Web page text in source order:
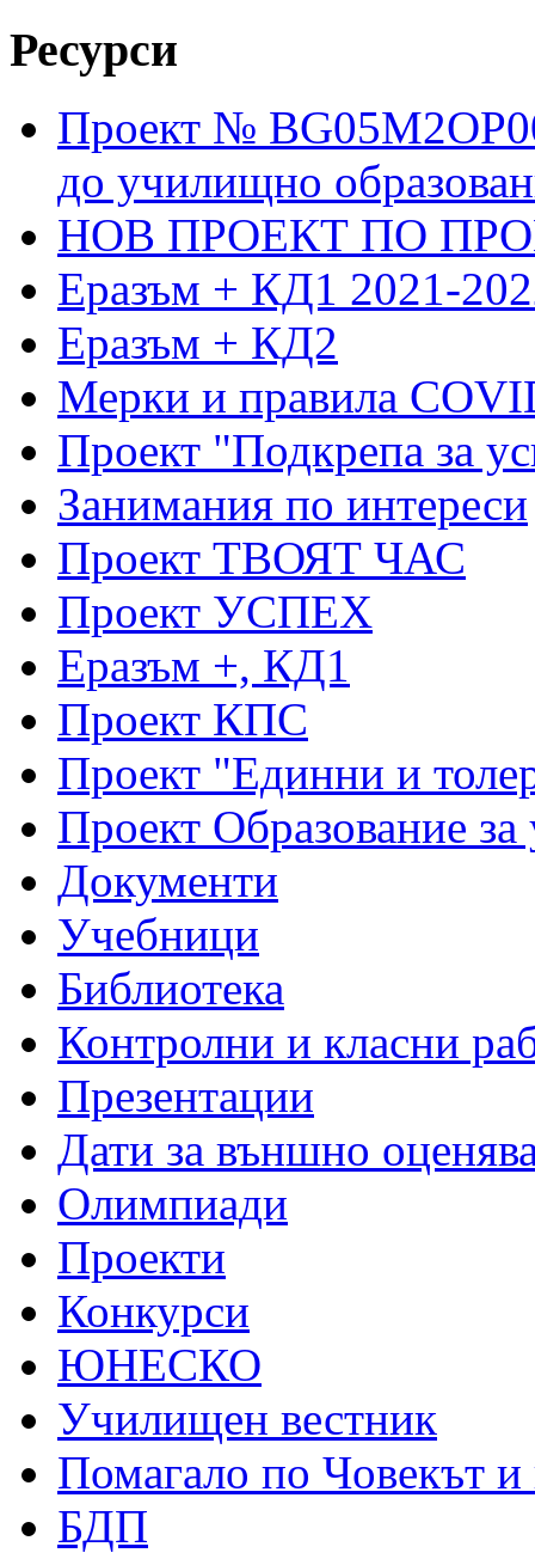
Ресурси
Проект №
до училищно
НОВ ПРОЕКТ ПО
Еразъм + КД1 2021-
Еразъм + КД2
Мерки и правила
Проект "Подкрепа за
Занимания по интереси
Проект ТВОЯТ ЧАС
Проект УСПЕХ
Еразъм +, КД1
Проект КПС
Проект "Единни и
Проект Образование
Документи
Учебници
Библиотека
Контролни и класни
Презентации
Дати за външно
Олимпиади
Проекти
Конкурси
ЮНЕСКО
Училищен вестник
Помагало по Човекът и
БДП